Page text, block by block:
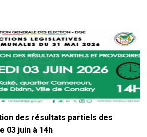
des résultats partiels des
03 juin à 14h